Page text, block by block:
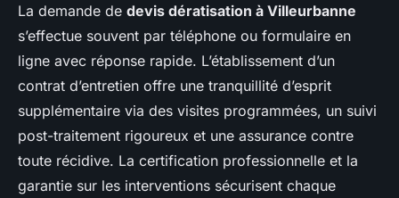
La demande de devis dératisation à Villeurbanne
s’effectue souvent par téléphone ou formulaire en
ligne avec réponse rapide. L’établissement d’un
contrat d’entretien offre une tranquillité d’esprit
supplémentaire via des visites programmées, un suivi
post-traitement rigoureux et une assurance contre
toute récidive. La certification professionnelle et la
garantie sur les interventions sécurisent chaque